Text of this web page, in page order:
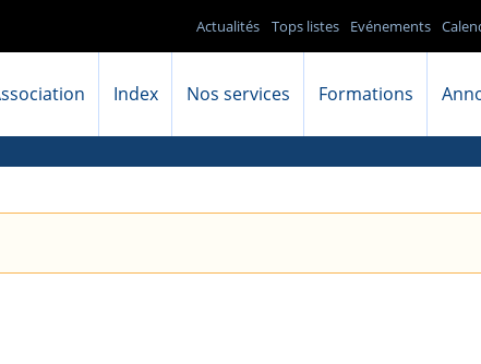
Evénements
Tops listes
Actualités
Index Nos services Formations